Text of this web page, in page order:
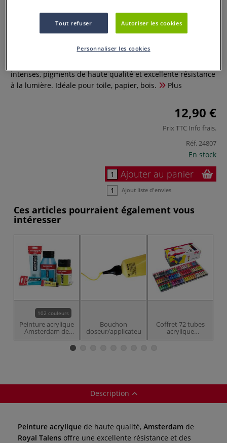
Lot de 2 tubes de 120 ml Acrylique
Amsterdam
0 Commentaires
intenses, pigments de haute qualité et excellente résistance
à la lumière. Idéale pour toile, papier, bois.
Plus
12,90 €
Prix TTC Info frais.
Réf.24807
En stock
Ajouter au panier
Ajout liste d'envies
Ces articles pourraient également vous
intéresser
102 couleurs
Peinture acrylique
Amsterdam de
Royal Talens
Bouchon
doseur/applicateur
Coffret 72 tubes
acrylique
Amsterdam Royal
Description
Peinture acrylique de haute qualité, Amsterdam de
Royal Talens offre une excellente résistance et des
Tout refuser Autoriser les cookies
Personnaliser les cookies